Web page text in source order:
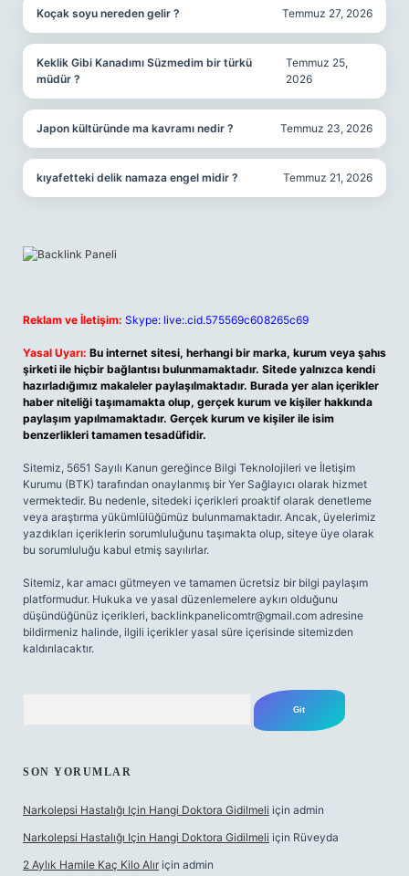
Koçak soyu nereden gelir ? Temmuz 27, 2026
Keklik Gibi Kanadımı Süzmedim bir türkü
müdür ?
Temmuz 25,
2026
Japon kültüründe ma kavramı nedir ? Temmuz 23, 2026
kıyafetteki delik namaza engel midir ? Temmuz 21, 2026
Reklam ve İletişim: Skype: live:.cid.575569c608265c69
Yasal Uyarı: Bu internet sitesi, herhangi bir marka, kurum veya şahıs
şirketi ile hiçbir bağlantısı bulunmamaktadır. Sitede yalnızca kendi
hazırladığımız makaleler paylaşılmaktadır. Burada yer alan içerikler
haber niteliği taşımamakta olup, gerçek kurum ve kişiler hakkında
paylaşım yapılmamaktadır. Gerçek kurum ve kişiler ile isim
benzerlikleri tamamen tesadüfidir.
Sitemiz, 5651 Sayılı Kanun gereğince Bilgi Teknolojileri ve İletişim
Kurumu (BTK) tarafından onaylanmış bir Yer Sağlayıcı olarak hizmet
vermektedir. Bu nedenle, sitedeki içerikleri proaktif olarak denetleme
veya araştırma yükümlülüğümüz bulunmamaktadır. Ancak, üyelerimiz
yazdıkları içeriklerin sorumluluğunu taşımakta olup, siteye üye olarak
bu sorumluluğu kabul etmiş sayılırlar.
Sitemiz, kar amacı gütmeyen ve tamamen ücretsiz bir bilgi paylaşım
platformudur. Hukuka ve yasal düzenlemelere aykırı olduğunu
düşündüğünüz içerikleri, backlinkpanelicomtr@gmail.com adresine
bildirmeniz halinde, ilgili içerikler yasal süre içerisinde sitemizden
kaldırılacaktır.
SON YORUMLAR
Narkolepsi Hastalığı Için Hangi Doktora Gidilmeli için admin
Narkolepsi Hastalığı Için Hangi Doktora Gidilmeli için Rüveyda
2 Aylık Hamile Kaç Kilo Alır için admin